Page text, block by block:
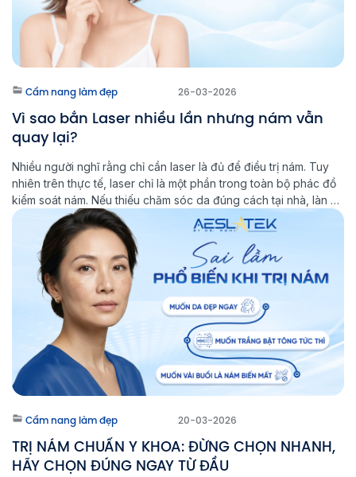
Cẩm nang làm đẹp 26-03-2026
Vì sao bắn Laser nhiều lần nhưng nám vẫn
quay lại?
Nhiều người nghĩ rằng chỉ cần laser là đủ để điều trị nám. Tuy
nhiên trên thực tế, laser chỉ là một phần trong toàn bộ phác đồ
kiểm soát nám. Nếu thiếu chăm sóc da đúng cách tại nhà, làn da
sẽ khó ổn định lâu dài và nguy cơ nám tái phát vẫn […]
Cẩm nang làm đẹp 20-03-2026
TRỊ NÁM CHUẨN Y KHOA: ĐỪNG CHỌN NHANH,
HÃY CHỌN ĐÚNG NGAY TỪ ĐẦU